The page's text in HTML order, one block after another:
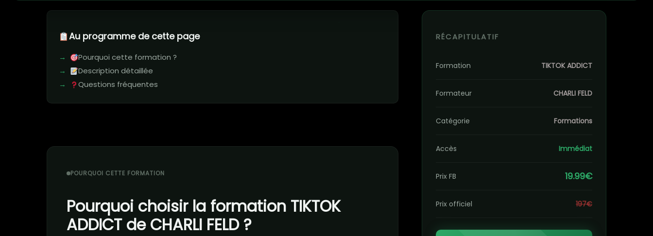
Au programme de cette page
Pourquoi cette formation ?
Description détaillée
Questions fréquentes
POURQUOI CETTE FORMATION
Pourquoi choisir la formation TIKTOK
ADDICT de CHARLI FELD ?
RÉCAPITULATIF
Formation TIKTOK ADDICT
Formateur CHARLI FELD
Catégorie Formations
Accès Immédiat
Prix FB 19.99€
Prix officiel 197€